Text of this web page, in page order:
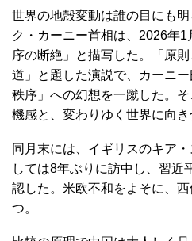
世界の地殻変動は誰の目にも
ク・カーニー首相は、2026年
序の断絶」と描写した。「原
道」と題した演説で、カーニ
秩序」への幻想を一蹴した。
機感と、変わりゆく世界に向き
同月末には、イギリスのキア
しては8年ぶりに訪中し、習近
認した。米欧不和をよそに、
つ。